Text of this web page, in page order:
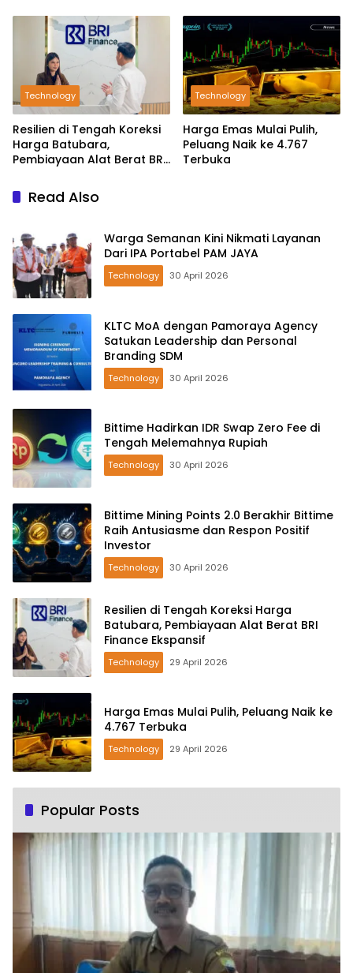
Technology
Resilien di Tengah Koreksi
Harga Batubara,
Pembiayaan Alat Berat BRI
Technology
Harga Emas Mulai Pulih,
Peluang Naik ke 4.767
Terbuka
Read Also
Warga Semanan Kini Nikmati Layanan
Dari IPA Portabel PAM JAYA
Technology 30 April 2026
KLTC MoA dengan Pamoraya Agency
Satukan Leadership dan Personal
Branding SDM
Technology 30 April 2026
Bittime Hadirkan IDR Swap Zero Fee di
Tengah Melemahnya Rupiah
Technology 30 April 2026
Bittime Mining Points 2.0 Berakhir Bittime
Raih Antusiasme dan Respon Positif
Investor
Technology 30 April 2026
Resilien di Tengah Koreksi Harga
Batubara, Pembiayaan Alat Berat BRI
Finance Ekspansif
Technology 29 April 2026
Harga Emas Mulai Pulih, Peluang Naik ke
4.767 Terbuka
Technology 29 April 2026
Popular Posts